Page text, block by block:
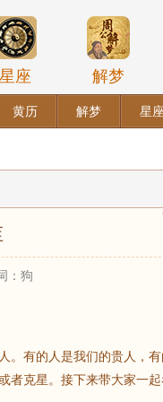
星座 解梦
黄历 解梦 星座
：狗
。有的人是我们的贵人，有
者克星。接下来带大家一